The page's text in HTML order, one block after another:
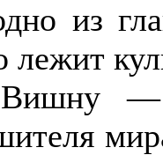
из
лежит
—